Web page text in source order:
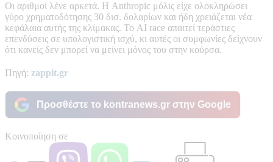
Οι αριθμοί λένε αρκετά. Η Anthropic μόλις είχε ολοκληρώσει
γύρο χρηματοδότησης 30 δισ. δολαρίων και ήδη χρειάζεται νέα
κεφάλαια αυτής της κλίμακας. Το AI race απαιτεί τεράστιες
επενδύσεις σε υπολογιστική ισχύ, κι αυτές οι συμφωνίες δείχνουν
ότι κανείς δεν μπορεί να μείνει μόνος του στην κούρσα.
Πηγή: zappit.gr
Προσθέστε το kontranews.gr στην Google
Κοινοποίηση σε